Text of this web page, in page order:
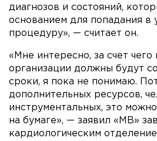
диагнозов и состояний,
основанием для попадания в
процедуру», — считает он.
«Мне интересно, за счет
организации должны будут
сроки, я пока не понимаю.
дополнительных ресурсов,
инструментальных, это
на бумаге», — заявил «МВ»
кардиологическим